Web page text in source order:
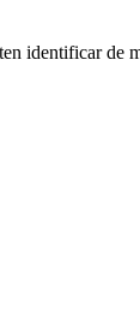
identificar de